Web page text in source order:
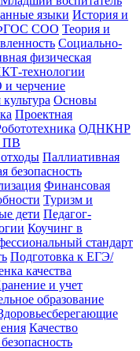
языки История и
СОО Теория и
Социально-
физическая
технологии
черчение
Основы
Проектная
ОДНКНР
ПВ
Паллиативная
безопасность
Финансовая
Туризм и
дети Педагог-
Коучинг в
стандарт
Подготовка к ЕГЭ/
качества
и учет
образование
Качество